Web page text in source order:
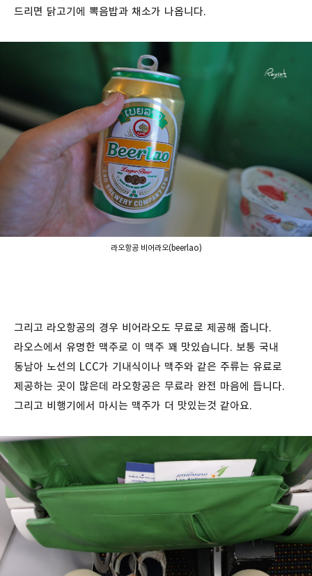
드리면 닭고기에 뽁음밥과 채소가 나옵니다.
라오항공 비어라오(beerlao)
그리고 라오항공의 경우 비어라오도 무료로 제공해 줍니다.
라오스에서 유명한 맥주로 이 맥주 꽤 맛있습니다. 보통 국내
동남아 노선의 LCC가 기내식이나 맥주와 같은 주류는 유료로
제공하는 곳이 많은데 라오항공은 무료라 완전 마음에 듭니다.
그리고 비행기에서 마시는 맥주가 더 맛있는것 같아요.